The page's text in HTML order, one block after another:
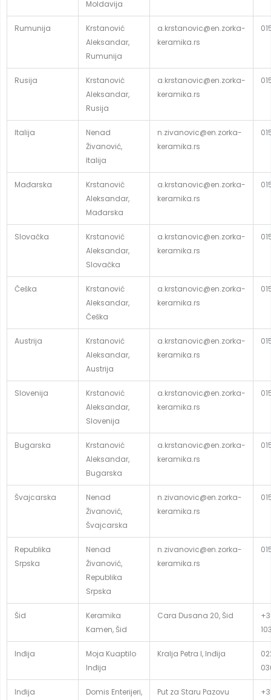
Moldavija
Rumunija
Krstanović
Aleksandar,
Rumunija
a.krstanovic@en.zorka-
keramika.rs
Rusija
Krstanović
Aleksandar,
Rusija
a.krstanovic@en.zorka-
keramika.rs
Italija
Nenad
Živanović,
Italija
n.zivanovic@en.zorka-
keramika.rs
Mađarska
Krstanović
Aleksandar,
Mađarska
a.krstanovic@en.zorka-
keramika.rs
Slovačka
Krstanović
Aleksandar,
Slovačka
a.krstanovic@en.zorka-
keramika.rs
Češka
Krstanović
Aleksandar,
Češka
a.krstanovic@en.zorka-
keramika.rs
Austrija
Krstanović
Aleksandar,
Austrija
a.krstanovic@en.zorka-
keramika.rs
Slovenija
Krstanović
Aleksandar,
Slovenija
a.krstanovic@en.zorka-
keramika.rs
Bugarska
Krstanović
Aleksandar,
Bugarska
a.krstanovic@en.zorka-
keramika.rs
Švajcarska
Nenad
Živanović,
Švajcarska
n.zivanovic@en.zorka-
keramika.rs
Republika
Srpska
Nenad
Živanović,
Republika
Srpska
n.zivanovic@en.zorka-
keramika.rs
Šid
Keramika
Kamen, Šid
Cara Dusana 20, Šid
Inđija
Moja Kuaptilo
Inđija
Kralja Petra I, Inđija
Inđija
Domis Enterijeri,
Put za Staru Pazovu